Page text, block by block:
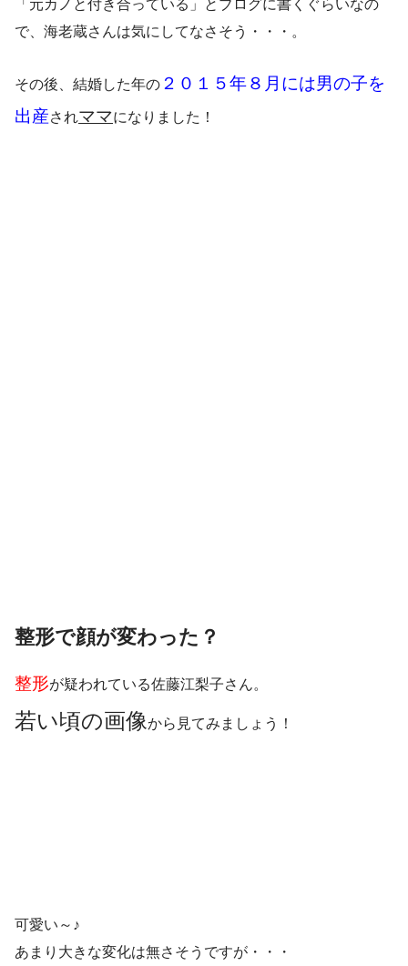
「元カノと付き合っている」とブログに書くぐらいなの
で、海老蔵さんは気にしてなさそう・・・。
その後、結婚した年の ２０１５年８月には男の子を
出産されママになりました！
整形で顔が変わった？
整形が疑われている佐藤江梨子さん。
若い頃の画像から見てみましょう！
可愛い～♪
あまり大きな変化は無さそうですが・・・